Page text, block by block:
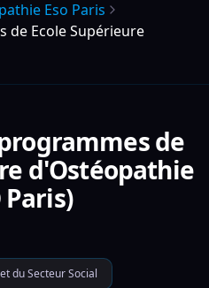
Eso Paris
de Ecole Supérieure
de
d'Ostéopathie
Paris)
du Secteur Social